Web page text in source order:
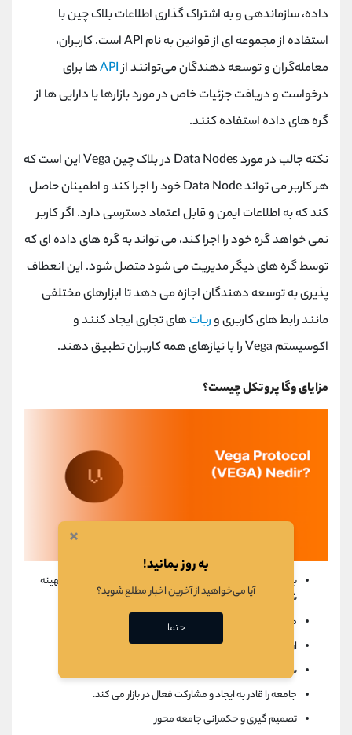
داده، سازماندهی و به اشتراک گذاری اطلاعات بلاک چین با
استفاده از مجموعه ای از قوانین به نام API است. کاربران،
معامله‌گران و توسعه ‌دهندگان می‌توانند ازAPIها برای
درخواست و دریافت جزئیات خاص در مورد بازارها یا دارایی‌ ها از
گره‌ های داده استفاده کنند.
نکته جالب در مورد Data Nodes در بلاک چین Vega این است که
هر کاربر می تواند Data Node خود را اجرا کند و اطمینان حاصل
کند که به اطلاعات ایمن و قابل اعتماد دسترسی دارد. اگر کاربر
نمی خواهد گره خود را اجرا کند، می تواند به گره های داده ای که
توسط گره های دیگر مدیریت می شود متصل شود. این انعطاف
پذیری به توسعه دهندگان اجازه می دهد تا ابزارهای مختلفی
مانند رابط های کاربری ورباتهای تجاری ایجاد کنند و
اکوسیستم Vega را با نیازهای همه کاربران تطبیق دهند.
مزایای وگا پروتکل چیست؟
بلاک چین به طور خاص برای اکوسیستم تجاری Vega طراحی و بهینه
شده است.
مکانیزم اجماع شفاف، ایمن و قابل اعتماد
ارائه زیرساخت های مقیاس پذیردیفای
سیستم تشویقی موثر برای کاربران و تامین کنندگان نقدینگی
جامعه را قادر به ایجاد و مشارکت فعال در بازار می کند.
تصمیم گیری و حکمرانی جامعه محور
×
به روز بمانید!
آیا می‌خواهید از آخرین اخبار مطلع شوید؟
حتما